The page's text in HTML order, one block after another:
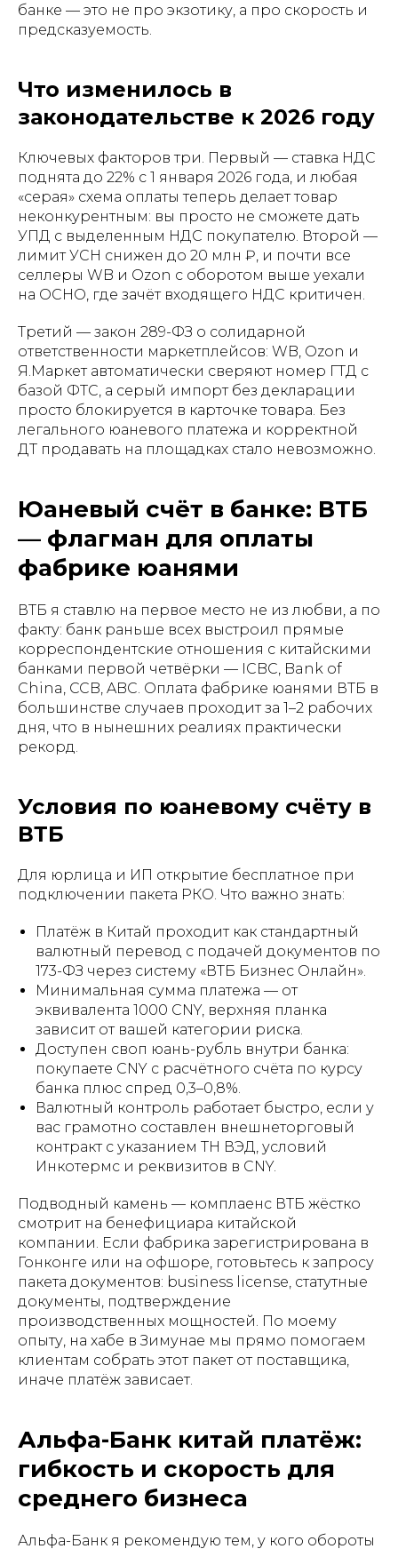
банке — это не про экзотику, а про скорость и
предсказуемость.
Что изменилось в
законодательстве к 2026 году
Ключевых факторов три. Первый — ставка НДС
поднята до 22% с 1 января 2026 года, и любая
«серая» схема оплаты теперь делает товар
неконкурентным: вы просто не сможете дать
УПД с выделенным НДС покупателю. Второй —
лимит УСН снижен до 20 млн ₽, и почти все
селлеры WB и Ozon с оборотом выше уехали
на ОСНО, где зачёт входящего НДС критичен.
Третий — закон 289-ФЗ о солидарной
ответственности маркетплейсов: WB, Ozon и
Я.Маркет автоматически сверяют номер ГТД с
базой ФТС, а серый импорт без декларации
просто блокируется в карточке товара. Без
легального юаневого платежа и корректной
ДТ продавать на площадках стало невозможно.
Юаневый счёт в банке: ВТБ
— флагман для оплаты
фабрике юанями
ВТБ я ставлю на первое место не из любви, а по
факту: банк раньше всех выстроил прямые
корреспондентские отношения с китайскими
банками первой четвёрки — ICBC, Bank of
China, CCB, ABC. Оплата фабрике юанями ВТБ в
большинстве случаев проходит за 1–2 рабочих
дня, что в нынешних реалиях практически
рекорд.
Условия по юаневому счёту в
ВТБ
Для юрлица и ИП открытие бесплатное при
подключении пакета РКО. Что важно знать:
Платёж в Китай проходит как стандартный
валютный перевод с подачей документов по
173-ФЗ через систему «ВТБ Бизнес Онлайн».
Минимальная сумма платежа — от
эквивалента 1000 CNY, верхняя планка
зависит от вашей категории риска.
Доступен своп юань-рубль внутри банка:
покупаете CNY с расчётного счёта по курсу
банка плюс спред 0,3–0,8%.
Валютный контроль работает быстро, если у
вас грамотно составлен внешнеторговый
контракт с указанием ТН ВЭД, условий
Инкотермс и реквизитов в CNY.
Подводный камень — комплаенс ВТБ жёстко
смотрит на бенефициара китайской
компании. Если фабрика зарегистрирована в
Гонконге или на офшоре, готовьтесь к запросу
пакета документов: business license, статутные
документы, подтверждение
производственных мощностей. По моему
опыту, на хабе в Зимунае мы прямо помогаем
клиентам собрать этот пакет от поставщика,
иначе платёж зависает.
Альфа-Банк китай платёж:
гибкость и скорость для
среднего бизнеса
Альфа-Банк я рекомендую тем, у кого обороты